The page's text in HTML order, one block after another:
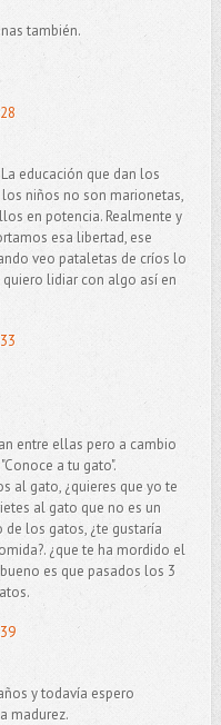
también.
educación que dan los
niños no son marionetas,
en potencia. Realmente y
esa libertad, ese
veo pataletas de críos lo
quiero lidiar con algo así en
entre ellas pero a cambio
a tu gato".
al gato, ¿quieres que yo te
al gato que no es un
los gatos, ¿te gustaría
¿que te ha mordido el
es que pasados los 3
y todavía espero
madurez.